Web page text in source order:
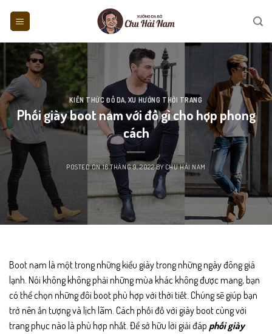
KIẾN THỨC ĐỒ DA, XU HƯỚNG THỜI TRANG
Phối giày boot nam với đồ gì cho hợp phong
cách
POSTED ON16 THÁNG 9, 2022BYCHU HẢI NAM
Boot nam là một trong những kiểu giày trong những ngày đông giá
lạnh. Nói không không phải những mùa khác không được mang, bạn
có thể chọn những đôi boot phù hợp với thời tiết. Chúng sẽ giúp bạn
trở nên ấn tượng và lịch lãm. Cách phối đồ với giày boot cùng với
trang phục nào là phù hợp nhất. Để sở hữu lời giải đáp phối giày